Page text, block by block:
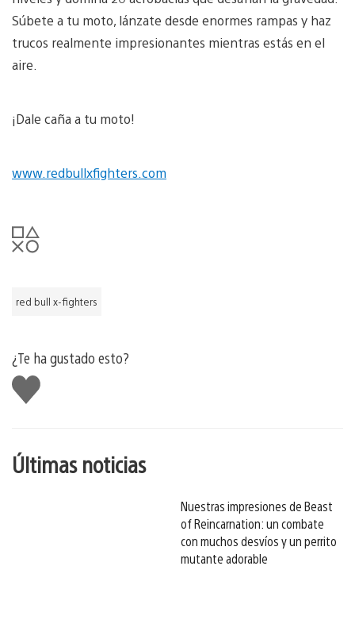
Súbete a tu moto, lánzate desde enormes rampas y haz
trucos realmente impresionantes mientras estás en el
aire.
¡Dale caña a tu moto!
www.redbullxfighters.com
red bull x-fighters
¿Te ha gustado esto?
Me
gusta
Últimas noticias
Nuestras impresiones de Beast
of Reincarnation: un combate
con muchos desvíos y un perrito
mutante adorable